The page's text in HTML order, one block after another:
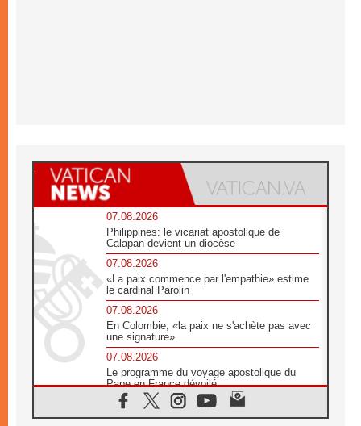
07.08.2026
Philippines: le vicariat apostolique de
Calapan devient un diocèse
07.08.2026
«La paix commence par l'empathie» estime
le cardinal Parolin
07.08.2026
En Colombie, «la paix ne s'achète pas avec
une signature»
07.08.2026
Le programme du voyage apostolique du
Pape en France dévoilé
07.08.2026
1ère Conférence continentale sur l'éducation